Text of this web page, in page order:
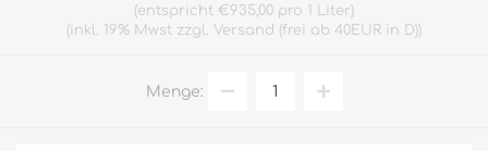
entspricht €935,00 pro 1 Liter
inkl. 19% Mwst zzgl. Versand (frei ab 40EUR in D)
Menge: